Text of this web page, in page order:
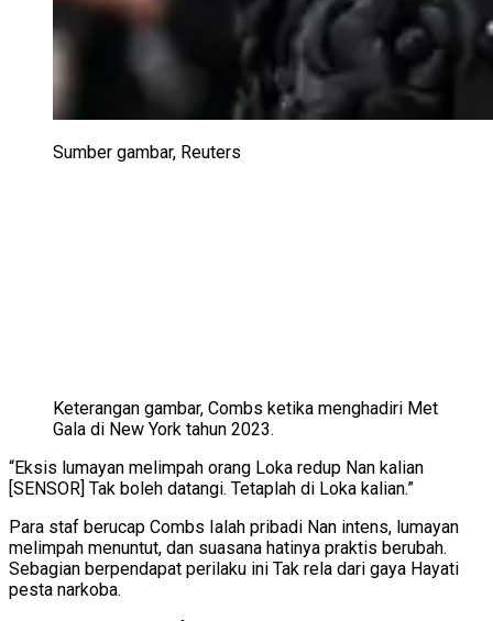
Sumber gambar, Reuters
Keterangan gambar, Combs ketika menghadiri Met
Gala di New York tahun 2023.
“Eksis lumayan melimpah orang Loka redup Nan kalian
[SENSOR] Tak boleh datangi. Tetaplah di Loka kalian.”
Para staf berucap Combs Ialah pribadi Nan intens, lumayan
melimpah menuntut, dan suasana hatinya praktis berubah.
Sebagian berpendapat perilaku ini Tak rela dari gaya Hayati
pesta narkoba.